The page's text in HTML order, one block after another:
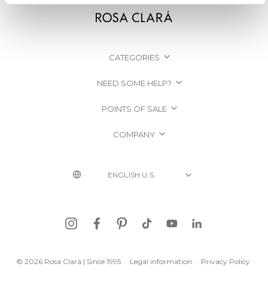
CATEGORIES
NEED SOME HELP?
POINTS OF SALE
COMPANY
© 2026 Rosa Clará | Since 1995 · Legal information · Privacy Policy ·